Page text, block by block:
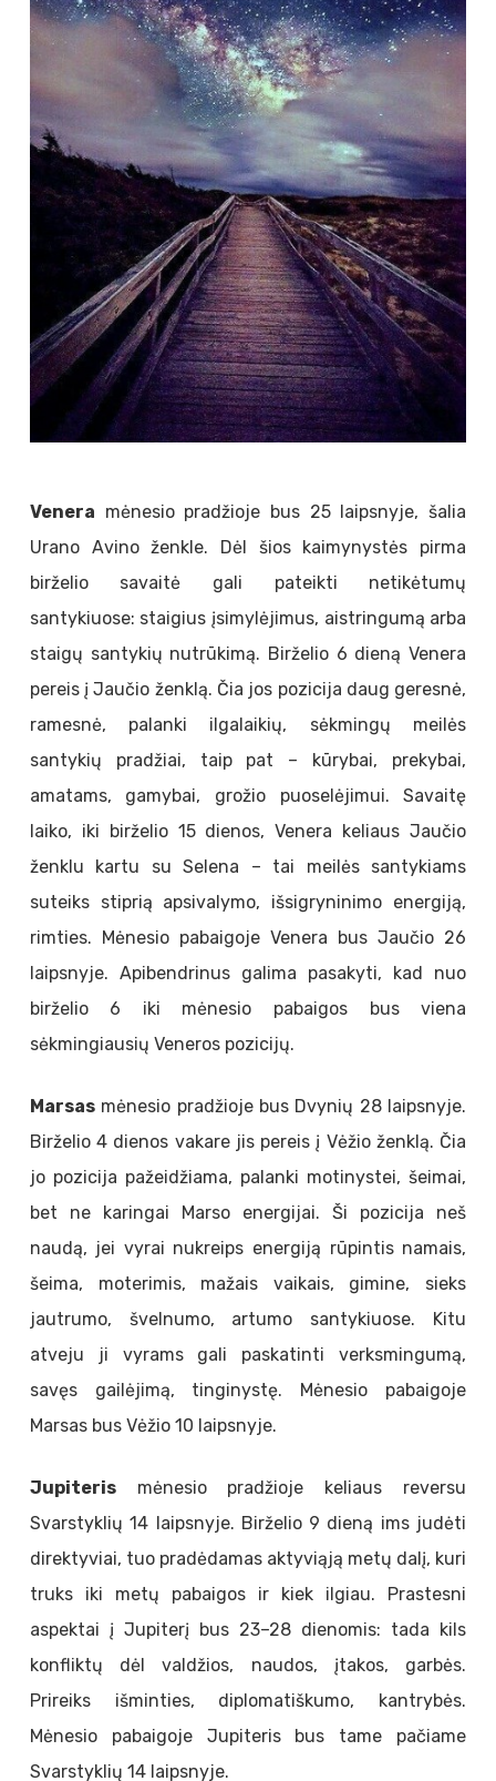
Venera mėnesio pradžioje bus 25 laipsnyje, šalia
Urano Avino ženkle. Dėl šios kaimynystės pirma
birželio savaitė gali pateikti netikėtumų
santykiuose: staigius įsimylėjimus, aistringumą arba
staigų santykių nutrūkimą. Birželio 6 dieną Venera
pereis į Jaučio ženklą. Čia jos pozicija daug geresnė,
ramesnė, palanki ilgalaikių, sėkmingų meilės
santykių pradžiai, taip pat – kūrybai, prekybai,
amatams, gamybai, grožio puoselėjimui. Savaitę
laiko, iki birželio 15 dienos, Venera keliaus Jaučio
ženklu kartu su Selena – tai meilės santykiams
suteiks stiprią apsivalymo, išsigryninimo energiją,
rimties. Mėnesio pabaigoje Venera bus Jaučio 26
laipsnyje. Apibendrinus galima pasakyti, kad nuo
birželio 6 iki mėnesio pabaigos bus viena
sėkmingiausių Veneros pozicijų.
Marsasmėnesio pradžioje bus Dvynių 28 laipsnyje.
Birželio 4 dienos vakare jis pereis į Vėžio ženklą. Čia
jo pozicija pažeidžiama, palanki motinystei, šeimai,
bet ne karingai Marso energijai. Ši pozicija neš
naudą, jei vyrai nukreips energiją rūpintis namais,
šeima, moterimis, mažais vaikais, gimine, sieks
jautrumo, švelnumo, artumo santykiuose. Kitu
atveju ji vyrams gali paskatinti verksmingumą,
savęs gailėjimą, tinginystę. Mėnesio pabaigoje
Marsas bus Vėžio 10 laipsnyje.
Jupiterismėnesio pradžioje keliaus reversu
Svarstyklių 14 laipsnyje. Birželio 9 dieną ims judėti
direktyviai, tuo pradėdamas aktyviąją metų dalį, kuri
truks iki metų pabaigos ir kiek ilgiau. Prastesni
aspektai į Jupiterį bus 23–28 dienomis: tada kils
konfliktų dėl valdžios, naudos, įtakos, garbės.
Prireiks išminties, diplomatiškumo, kantrybės.
Mėnesio pabaigoje Jupiteris bus tame pačiame
Svarstyklių 14 laipsnyje.